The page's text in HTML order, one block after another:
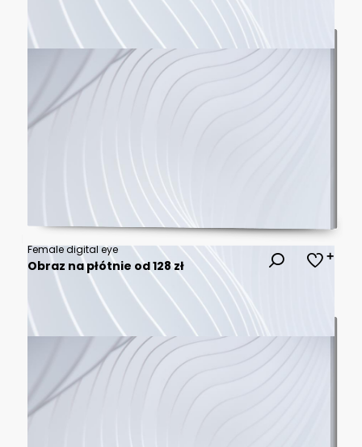
Female digital eye
Obraz na płótnie od 128 zł